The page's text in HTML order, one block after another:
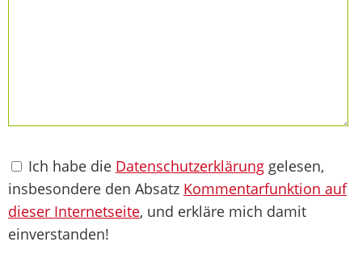
Ich habe die Datenschutzerklärung gelesen,
insbesondere den Absatz Kommentarfunktion auf
dieser Internetseite, und erkläre mich damit
einverstanden!